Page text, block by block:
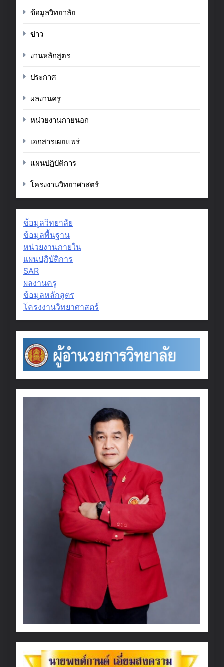
ข้อมูลวิทยาลัย
ข่าว
งานหลักสูตร
ประกาศ
ผลงานครู
หน่วยงานภายนอก
เอกสารเผยแพร่
แผนปฏิบัติการ
โครงงานวิทยาศาสตร์
ข้อมูลวิทยาลัย
ข้อมูลพื้นฐาน
หน่วยงานภายใน
แผนปฏิบัติการ
SAR
ผลงานครู
ข้อมูลหลักสูตร
โครงงานวิทยาศาสตร์